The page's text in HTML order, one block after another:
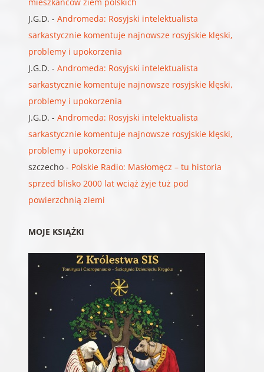
J.G.D. - Andromeda: Rosyjski intelektualista
sarkastycznie komentuje najnowsze rosyjskie klęski,
problemy i upokorzenia
J.G.D. - Andromeda: Rosyjski intelektualista
sarkastycznie komentuje najnowsze rosyjskie klęski,
problemy i upokorzenia
J.G.D. - Andromeda: Rosyjski intelektualista
sarkastycznie komentuje najnowsze rosyjskie klęski,
problemy i upokorzenia
szczecho- Polskie Radio: Masłomęcz – tu historia
sprzed blisko 2000 lat wciąż żyje tuż pod
powierzchnią ziemi
MOJE KSIĄŻKI